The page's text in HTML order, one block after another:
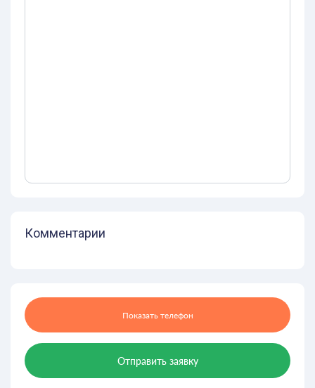
Комментарии
Показать телефон
Отправить заявку